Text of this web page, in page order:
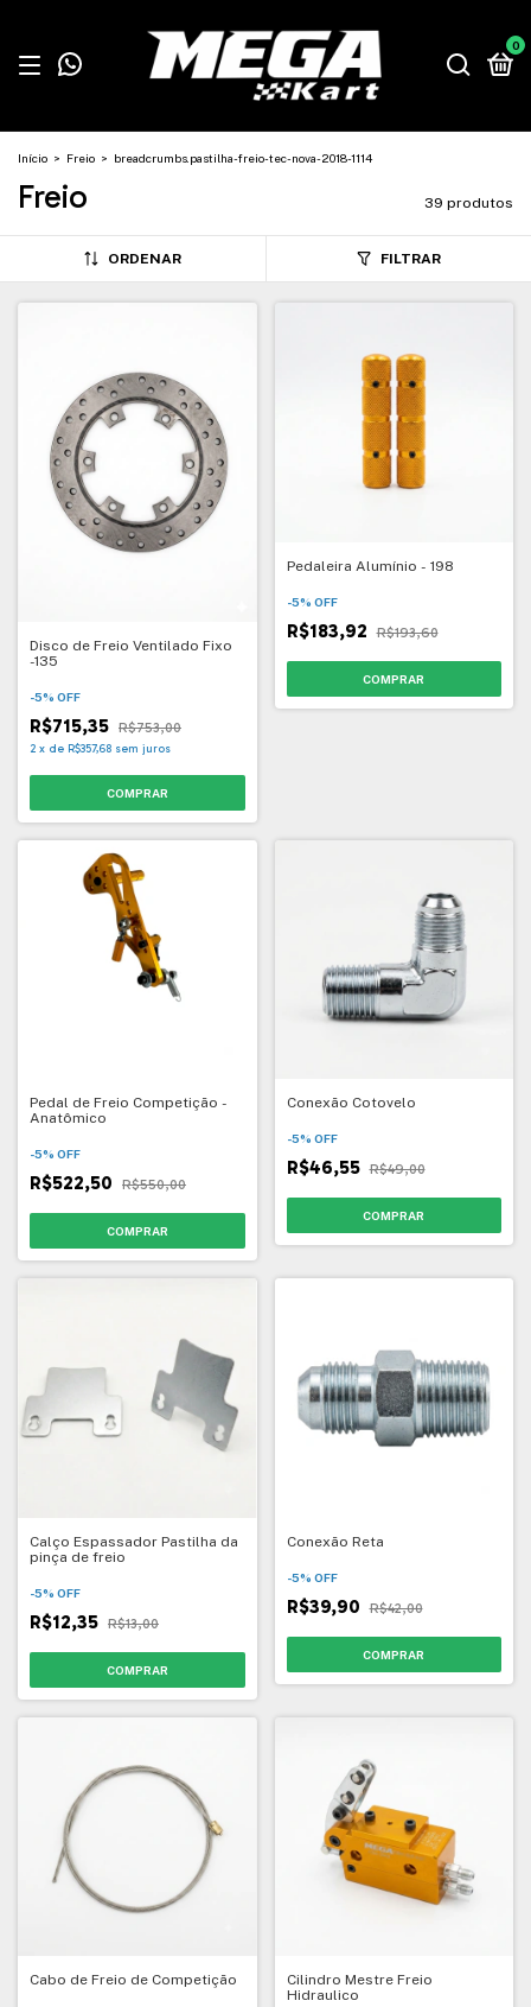
0
Início > Freio > breadcrumbs.pastilha-freio-tec-nova-2018-1114
Freio 39 produtos
ORDENAR FILTRAR
Disco de Freio Ventilado Fixo
-135
-5% OFF
R$715,35 R$753,00
2 x de R$357,68 sem juros
Pedaleira Alumínio - 198
-5% OFF
R$183,92 R$193,60
Pedal de Freio Competição -
Anatômico
-5% OFF
R$522,50 R$550,00
Conexão Cotovelo
-5% OFF
R$46,55 R$49,00
Calço Espassador Pastilha da
pinça de freio
-5% OFF
R$12,35 R$13,00
Conexão Reta
-5% OFF
R$39,90 R$42,00
Cabo de Freio de Competição
Cilindro Mestre Freio
Hidraulico